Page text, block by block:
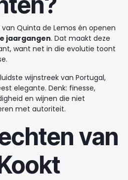
Quinta de Lemos én openen
jaargangen. Dat maakt deze
want net in die evolutie toont
wijnstreek van Portugal,
elegante. Denk: finesse,
en wijnen die niet
met autoriteit.
van